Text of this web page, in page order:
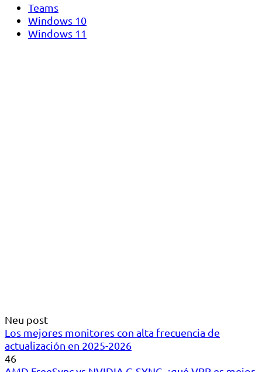
Teams
Windows 10
Windows 11
Neu post
Los mejores monitores con alta frecuencia de
actualización en 2025-2026
46